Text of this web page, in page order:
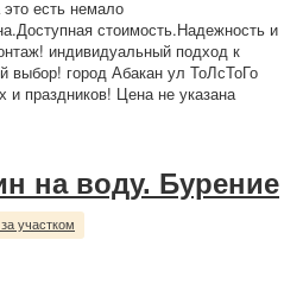
есть немало
стоимость.Надежность и
индивидуальный подход к
город Абакан ул ТоЛсТоГо
и праздников! Цена не указана
на воду. Бурение
участком